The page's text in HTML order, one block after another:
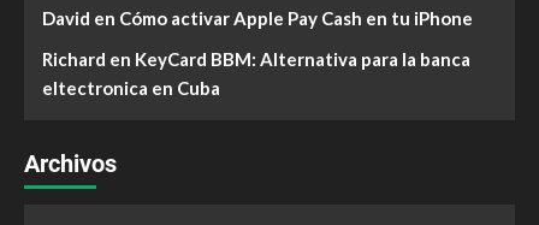
David en Cómo activar Apple Pay Cash en tu iPhone
Richard en KeyCard BBM: Alternativa para la banca
eltectronica en Cuba
Archivos